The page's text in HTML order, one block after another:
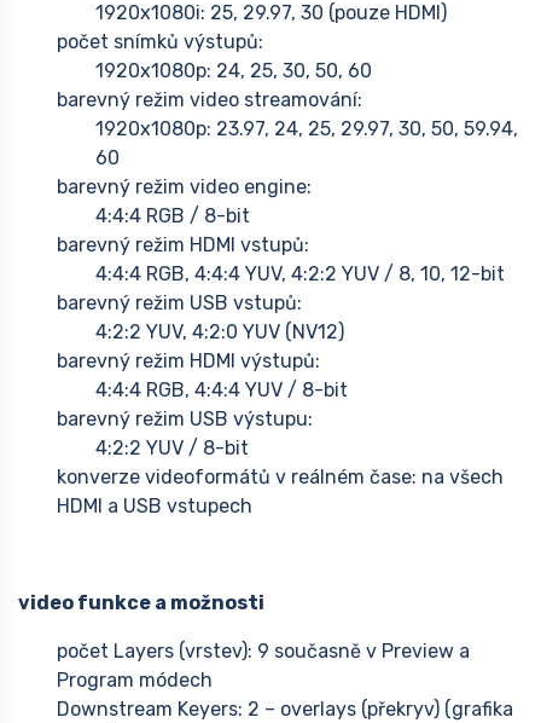
1920x1080i: 25, 29.97, 30 (pouze HDMI)
počet snímků výstupů:
1920x1080p: 24, 25, 30, 50, 60
barevný režim video streamování:
1920x1080p: 23.97, 24, 25, 29.97, 30, 50, 59.94,
60
barevný režim video engine:
4:4:4 RGB / 8-bit
barevný režim HDMI vstupů:
4:4:4 RGB, 4:4:4 YUV, 4:2:2 YUV / 8, 10, 12-bit
barevný režim USB vstupů:
4:2:2 YUV, 4:2:0 YUV (NV12)
barevný režim HDMI výstupů:
4:4:4 RGB, 4:4:4 YUV / 8-bit
barevný režim USB výstupu:
4:2:2 YUV / 8-bit
konverze videoformátů v reálném čase: na všech
HDMI a USB vstupech
video funkce a možnosti
počet Layers (vrstev): 9 současně v Preview a
Program módech
Downstream Keyers: 2 – overlays (překryv) (grafika